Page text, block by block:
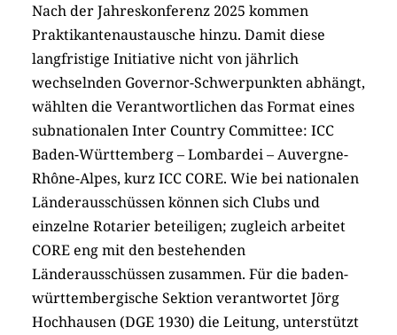
Nach der Jahreskonferenz 2025 kommen
Praktikantenaustausche hinzu. Damit diese
langfristige Initiative nicht von jährlich
wechselnden Governor-Schwerpunkten abhängt,
wählten die Verantwortlichen das Format eines
subnationalen Inter Country Committee: ICC
Baden-Württemberg – Lombardei – Auvergne-
Rhône-Alpes, kurz ICC CORE. Wie bei nationalen
Länderausschüssen können sich Clubs und
einzelne Rotarier beteiligen; zugleich arbeitet
CORE eng mit den bestehenden
Länderausschüssen zusammen. Für die baden-
württembergische Sektion verantwortet Jörg
Hochhausen (DGE 1930) die Leitung, unterstützt